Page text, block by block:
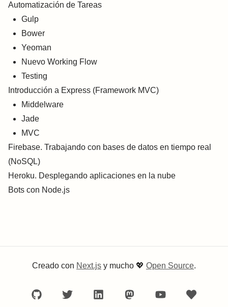
Automatización de Tareas
Gulp
Bower
Yeoman
Nuevo Working Flow
Testing
Introducción a Express (Framework MVC)
Middelware
Jade
MVC
Firebase. Trabajando con bases de datos en tiempo real
(NoSQL)
Heroku. Desplegando aplicaciones en la nube
Bots con Node.js
Creado con Next.js y mucho 💖 Open Source.